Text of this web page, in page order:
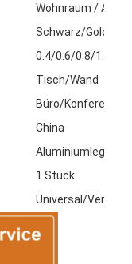
Wohnraum /
Schwarz/Gold/
0.4/0.6/0.8/1.0/
Tisch/Wand
Büro/
China
1 Stück
Universal/